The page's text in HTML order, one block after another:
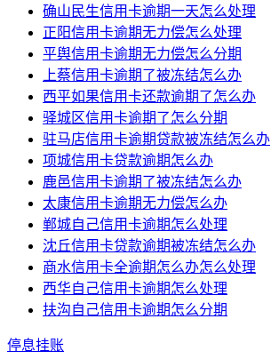
确山民生信用卡逾期一天怎么处理
正阳信用卡逾期无力偿怎么处理
平舆信用卡逾期无力偿怎么分期
上蔡信用卡逾期了被冻结怎么办
西平如果信用卡还款逾期了怎么办
驿城区信用卡逾期了怎么分期
驻马店信用卡逾期贷款被冻结怎么办
项城信用卡贷款逾期怎么办
鹿邑信用卡逾期了被冻结怎么办
太康信用卡逾期无力偿怎么办
郸城自己信用卡逾期怎么处理
沈丘信用卡贷款逾期被冻结怎么办
商水信用卡全逾期怎么办怎么处理
西华自己信用卡逾期怎么处理
扶沟自己信用卡逾期怎么分期
停息挂账